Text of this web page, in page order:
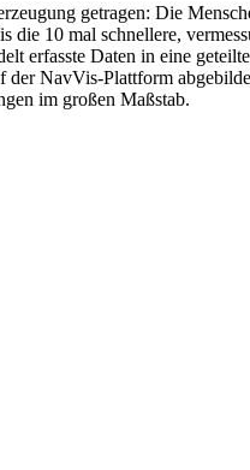
getragen: Die
10 mal schnellere,
Daten in eine
NavVis-Plattform
im großen Maßstab.